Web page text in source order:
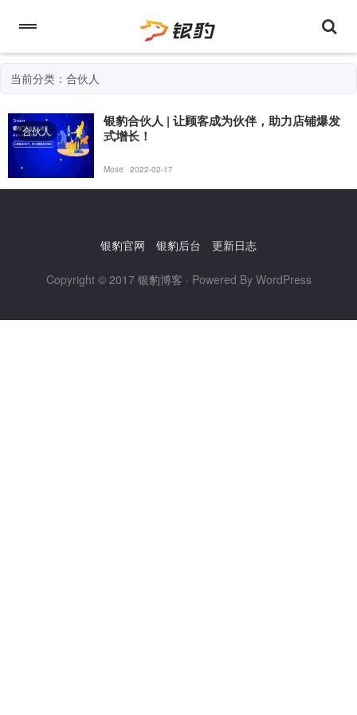
当前分类：合伙人
合伙人
银豹合伙人 | 让顾客成为伙伴，助力店铺爆发
式增长！
Mose 2022-02-17
银豹官网 银豹后台 更新日志
Copyright © 2017 银豹博客 · Powered By WordPress